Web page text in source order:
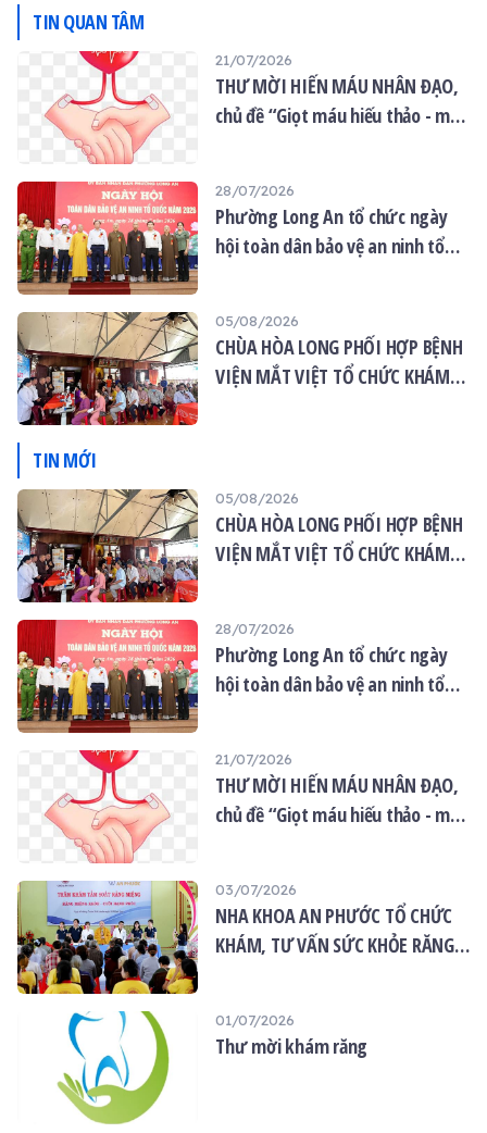
TIN QUAN TÂM
21/07/2026
THƯ MỜI HIẾN MÁU NHÂN ĐẠO,
chủ đề “Giọt máu hiếu thảo - mùa
28/07/2026
Phường Long An tổ chức ngày
hội toàn dân bảo vệ an ninh tổ
05/08/2026
CHÙA HÒA LONG PHỐI HỢP BỆNH
VIỆN MẮT VIỆT TỔ CHỨC KHÁM
TIN MỚI
05/08/2026
CHÙA HÒA LONG PHỐI HỢP BỆNH
VIỆN MẮT VIỆT TỔ CHỨC KHÁM
28/07/2026
Phường Long An tổ chức ngày
hội toàn dân bảo vệ an ninh tổ
21/07/2026
THƯ MỜI HIẾN MÁU NHÂN ĐẠO,
chủ đề “Giọt máu hiếu thảo - mùa
03/07/2026
NHA KHOA AN PHƯỚC TỔ CHỨC
KHÁM, TƯ VẤN SỨC KHỎE RĂNG
01/07/2026
Thư mời khám răng